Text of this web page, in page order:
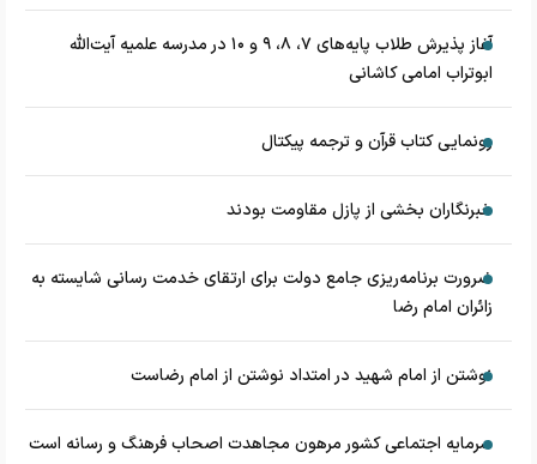
آغاز پذیرش طلاب پایه‌های ۷، ۸، ۹ و ۱۰ در مدرسه علمیه آیت‌الله
ابوتراب امامی کاشانی
رونمایی کتاب قرآن و ترجمه پیکتال
خبرنگاران بخشی از پازل مقاومت بودند
ضرورت برنامه‌ریزی جامع دولت برای ارتقای خدمت رسانی شایسته به
زائران امام رضا
نوشتن از امام شهید در امتداد نوشتن از امام رضاست
سرمایه اجتماعی کشور مرهون مجاهدت اصحاب فرهنگ و رسانه است